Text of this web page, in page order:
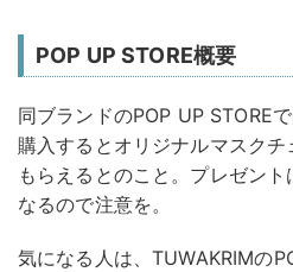
POP UP STORE概要
同ブランドのPOP UP STORE
購入するとオリジナルマスク
もらえるとのこと。プレゼン
なるので注意を。
気になる人は、TUWAKRIMの